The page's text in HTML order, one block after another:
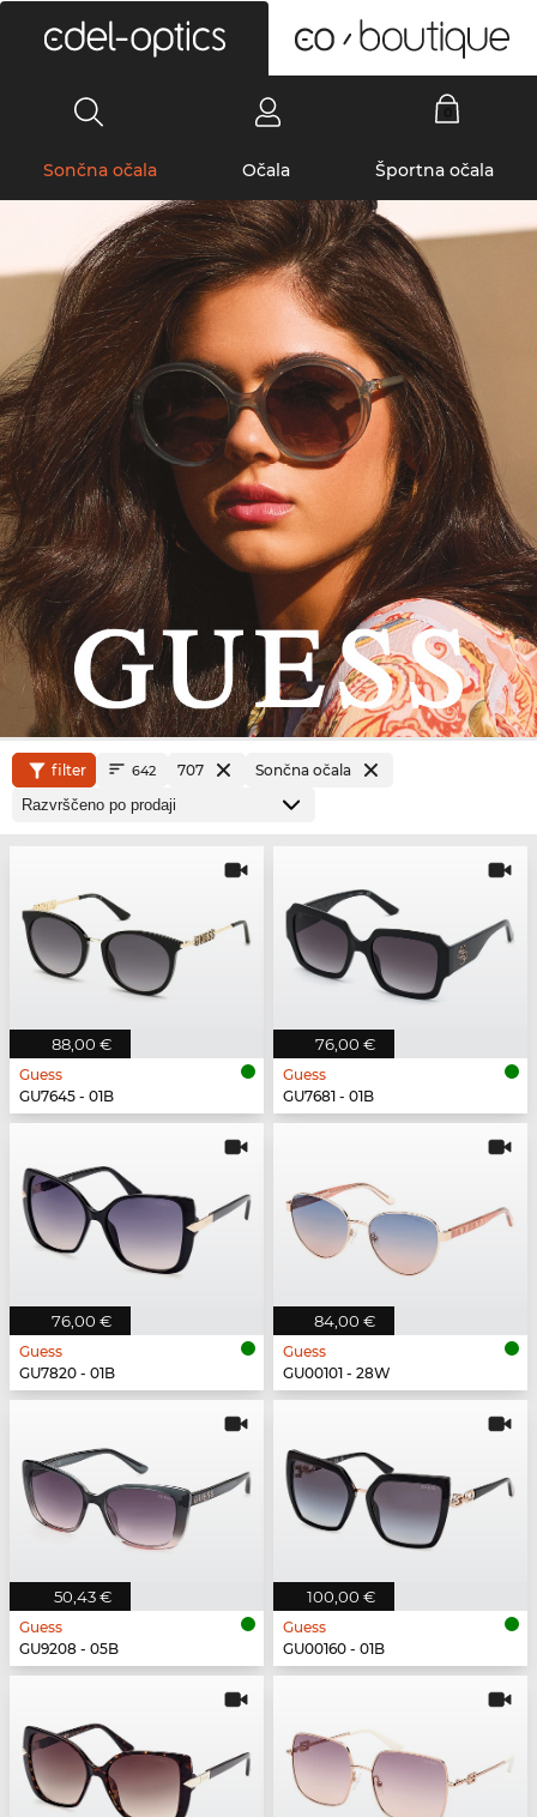
Sončna očala Očala Športna očala
filter 642 707 Sončna očala
88,00 €
Guess
GU7645 - 01B
76,00 €
Guess
GU7681 - 01B
76,00 €
Guess
GU7820 - 01B
84,00 €
Guess
GU00101 - 28W
50,43 €
Guess
GU9208 - 05B
100,00 €
Guess
GU00160 - 01B